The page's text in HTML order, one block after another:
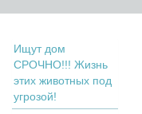
Ищут дом
СРОЧНО!!! Жизнь
этих животных под
угрозой!